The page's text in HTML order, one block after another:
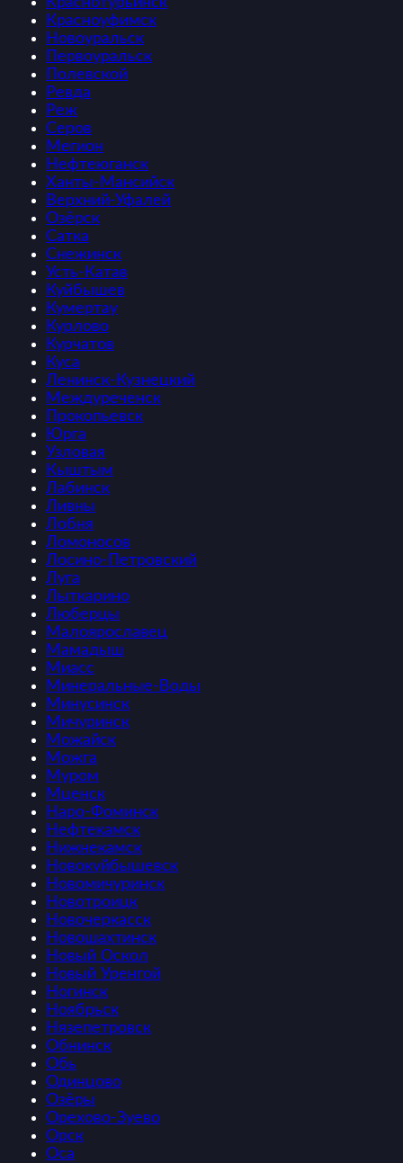
Красноуфимск
Новоуральск
Первоуральск
Полевской
Ревда
Реж
Серов
Мегион
Нефтеюганск
Ханты-Мансийск
Верхний-Уфалей
Озёрск
Сатка
Снежинск
Усть-Катав
Куйбышев
Кумертау
Курлово
Курчатов
Куса
Ленинск-Кузнецкий
Междуреченск
Прокопьевск
Юрга
Узловая
Кыштым
Лабинск
Ливны
Лобня
Ломоносов
Лосино-Петровский
Луга
Лыткарино
Люберцы
Малоярославец
Мамадыш
Миасс
Минеральные-Воды
Минусинск
Мичуринск
Можайск
Можга
Муром
Мценск
Наро-Фоминск
Нефтекамск
Нижнекамск
Новокуйбышевск
Новомичуринск
Новотроицк
Новочеркасск
Новошахтинск
Новый Оскол
Новый Уренгой
Ногинск
Ноябрьск
Нязепетровск
Обнинск
Обь
Одинцово
Озёры
Орехово-Зуево
Орск
Оса